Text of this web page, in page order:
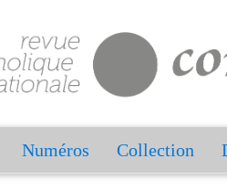
Numéros Collection